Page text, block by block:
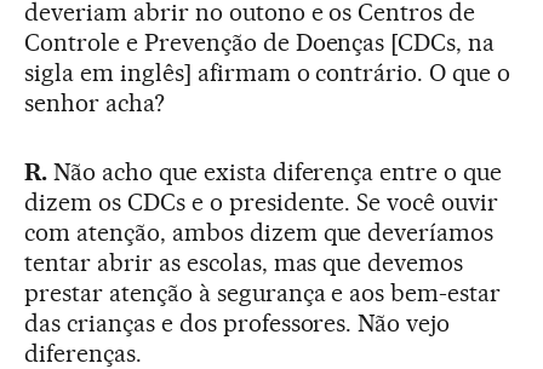
deveriam abrir no outono e os Centros de
Controle e Prevenção de Doenças [CDCs, na
sigla em inglês] afirmam o contrário. O que o
senhor acha?
R.Não acho que exista diferença entre o que
dizem os CDCs e o presidente. Se você ouvir
com atenção, ambos dizem que deveríamos
tentar abrir as escolas, mas que devemos
prestar atenção à segurança e aos bem-estar
das crianças e dos professores. Não vejo
diferenças.